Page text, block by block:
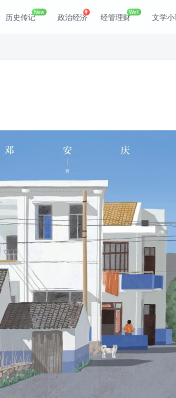
历史传记New 政治经济 经管理财Well 文学
登录
没有账号？立即注册
用户名/手机号/邮箱
登录密码
记住登录
社交账号登录